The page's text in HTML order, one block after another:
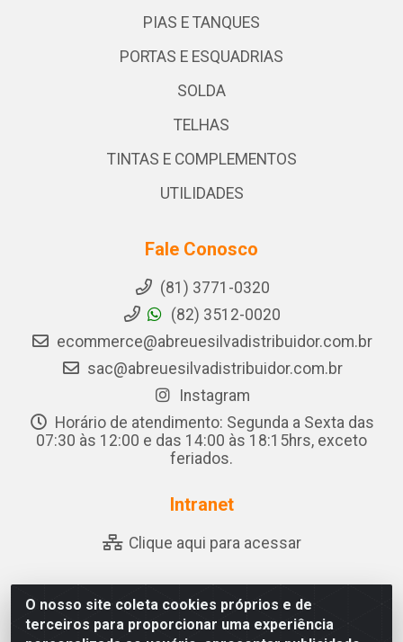
O nosso site coleta cookies próprios e de
terceiros para proporcionar uma experiência
PIAS E TANQUES
PORTAS E ESQUADRIAS
SOLDA
TELHAS
TINTAS E COMPLEMENTOS
UTILIDADES
Fale Conosco
(81) 3771-0320
(82) 3512-0020
ecommerce@abreuesilvadistribuidor.com.br
sac@abreuesilvadistribuidor.com.br
Instagram
Horário de atendimento: Segunda a Sexta das
07:30 às 12:00 e das 14:00 às 18:15hrs, exceto
feriados.
Intranet
Clique aqui para acessar
Abreu & Silva - Rua Padre Jose de Souza Leite, 265 -
Ariado, Olho D'Água das Flores/AL - CEP 57.442-000 -